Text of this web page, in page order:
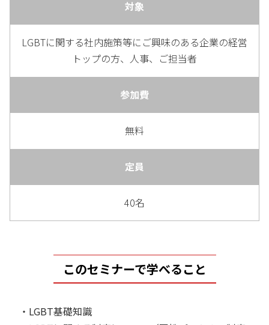
対象
LGBTに関する社内施策等にご興味のある企業の経営
トップの方、人事、ご担当者
参加費
無料
定員
40名
このセミナーで学べること
・LGBT基礎知識